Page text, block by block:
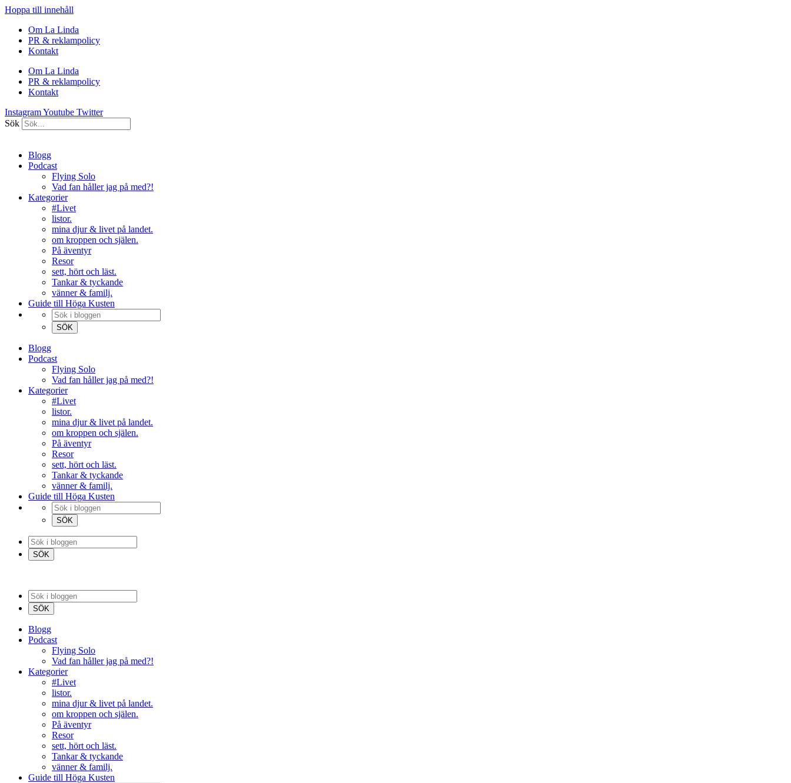
Hoppa till innehåll
Om La Linda
PR & reklampolicy
Kontakt
Om La Linda
PR & reklampolicy
Kontakt
InstagramYoutube Twitter
Sök
Blogg
Podcast
Flying Solo
Vad fan håller jag på med?!
Kategorier
#Livet
listor.
mina djur & livet på landet.
om kroppen och själen.
På äventyr
Resor
sett, hört och läst.
Tankar & tyckande
vänner & familj.
Guide till Höga Kusten
Blogg
Podcast
Flying Solo
Vad fan håller jag på med?!
Kategorier
#Livet
listor.
mina djur & livet på landet.
om kroppen och själen.
På äventyr
Resor
sett, hört och läst.
Tankar & tyckande
vänner & familj.
Guide till Höga Kusten
Blogg
Podcast
Flying Solo
Vad fan håller jag på med?!
Kategorier
#Livet
listor.
mina djur & livet på landet.
om kroppen och själen.
På äventyr
Resor
sett, hört och läst.
Tankar & tyckande
vänner & familj.
Guide till Höga Kusten